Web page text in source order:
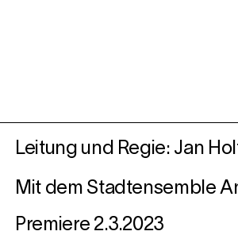
Leitung und Regie: Jan
Mit dem Stadtensemble
Premiere 2.3.2023